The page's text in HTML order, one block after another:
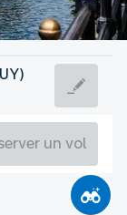
un vol